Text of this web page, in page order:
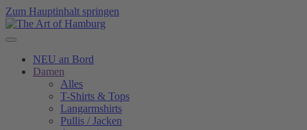
Zum Hauptinhalt springen
NEU an Bord
Damen
Alles
T-Shirts & Tops
Langarmshirts
Pullis / Jacken